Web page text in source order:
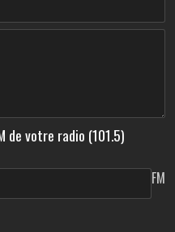
de votre radio (101.5)
FM